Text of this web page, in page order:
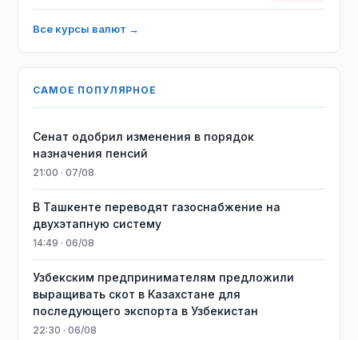
Все курсы валют →
САМОЕ ПОПУЛЯРНОЕ
Сенат одобрил изменения в порядок
назначения пенсий
21:00 · 07/08
В Ташкенте переводят газоснабжение на
двухэтапную систему
14:49 · 06/08
Узбекским предпринимателям предложили
выращивать скот в Казахстане для
последующего экспорта в Узбекистан
22:30 · 06/08